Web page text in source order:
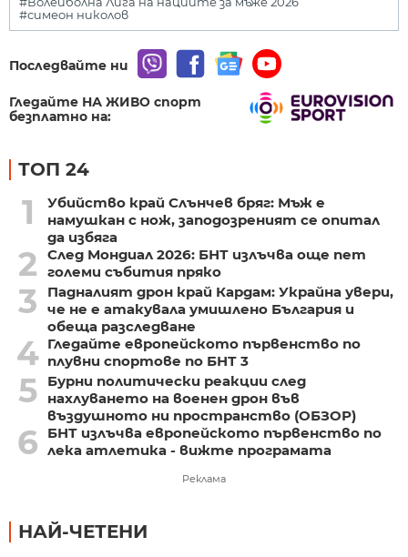
#симеон николов
Последвайте ни
Гледайте НА ЖИВО спорт
безплатно на:
ТОП 24
1
Убийство край Слънчев бряг: Мъж е
намушкан с нож, заподозреният се опитал
да избяга
2
След Мондиал 2026: БНТ излъчва още пет
големи събития пряко
3
Падналият дрон край Кардам: Украйна увери,
че не е атакувала умишлено България и
обеща разследване
4 Гледайте европейското първенство по
плувни спортове по БНТ 3
5
Бурни политически реакции след
нахлуването на военен дрон във
въздушното ни пространство (ОБЗОР)
6
БНТ излъчва европейското първенство по
лека атлетика - вижте програмата
Реклама
НАЙ-ЧЕТЕНИ